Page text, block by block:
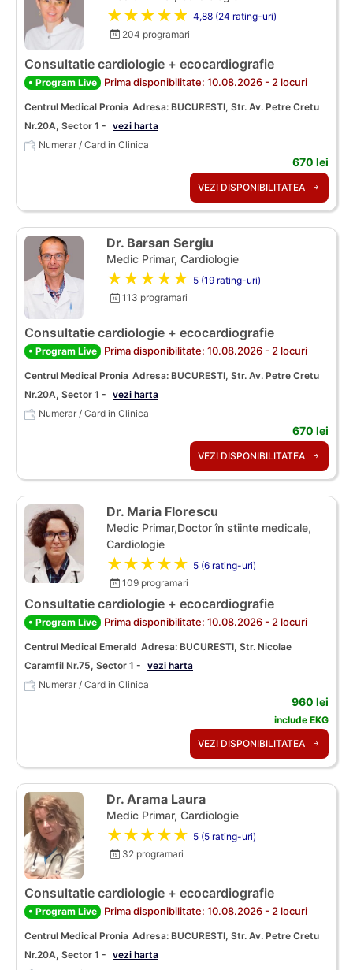
★★★★★ 4,88 (24 rating-uri)
204 programari
Consultatie cardiologie + ecocardiografie
• Program Live Prima disponibilitate: 10.08.2026 - 2 locuri
Centrul Medical Pronia Adresa: BUCURESTI, Str. Av. Petre Cretu
Nr.20A, Sector 1 - vezi harta
Numerar / Card in Clinica
670 lei
VEZI DISPONIBILITATEA
Dr. Barsan Sergiu
Medic Primar, Cardiologie
★★★★★ 5 (19 rating-uri)
113 programari
Consultatie cardiologie + ecocardiografie
• Program Live Prima disponibilitate: 10.08.2026 - 2 locuri
Centrul Medical Pronia Adresa: BUCURESTI, Str. Av. Petre Cretu
Nr.20A, Sector 1 - vezi harta
Numerar / Card in Clinica
670 lei
VEZI DISPONIBILITATEA
Dr. Maria Florescu
Medic Primar,Doctor în stiinte medicale,
Cardiologie
★★★★★ 5 (6 rating-uri)
109 programari
Consultatie cardiologie + ecocardiografie
• Program Live Prima disponibilitate: 10.08.2026 - 2 locuri
Centrul Medical Emerald Adresa: BUCURESTI, Str. Nicolae
Caramfil Nr.75, Sector 1 - vezi harta
Numerar / Card in Clinica
960 lei
include EKG
VEZI DISPONIBILITATEA
Dr. Arama Laura
Medic Primar, Cardiologie
★★★★★ 5 (5 rating-uri)
32 programari
Consultatie cardiologie + ecocardiografie
• Program Live Prima disponibilitate: 10.08.2026 - 2 locuri
Centrul Medical Pronia Adresa: BUCURESTI, Str. Av. Petre Cretu
Nr.20A, Sector 1 - vezi harta